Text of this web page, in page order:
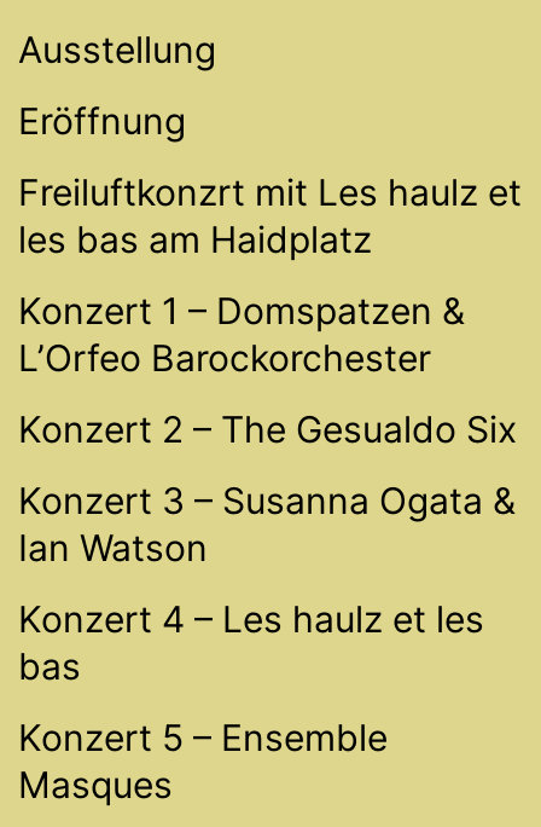
Ausstellung
Eröffnung
Freiluftkonzrt mit Les haulz et
les bas am Haidplatz
Konzert 1 – Domspatzen &
L’Orfeo Barockorchester
Konzert 2 – The Gesualdo Six
Konzert 3 – Susanna Ogata &
Ian Watson
Konzert 4 – Les haulz et les
bas
Konzert 5 – Ensemble
Masques